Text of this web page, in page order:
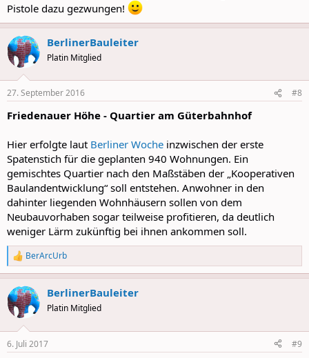
Pistole dazu gezwungen!
BerlinerBauleiter
Platin Mitglied
27. September 2016 #8
Friedenauer Höhe - Quartier am Güterbahnhof
Hier erfolgte laut Berliner Woche inzwischen der erste
Spatenstich für die geplanten 940 Wohnungen. Ein
gemischtes Quartier nach den Maßstäben der „Kooperativen
Baulandentwicklung“ soll entstehen. Anwohner in den
dahinter liegenden Wohnhäusern sollen von dem
Neubauvorhaben sogar teilweise profitieren, da deutlich
weniger Lärm zukünftig bei ihnen ankommen soll.
R
e
a
c
t
i
s
BerArcUrb
BerlinerBauleiter
Platin Mitglied
6. Juli 2017 #9